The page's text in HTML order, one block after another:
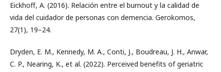
Eickhoff, A. (2016). Relación entre el burnout y la calidad de
vida del cuidador de personas con demencia. Gerokomos,
27(1), 19–24.
Dryden, E. M., Kennedy, M. A., Conti, J., Boudreau, J. H., Anwar,
C. P., Nearing, K., et al. (2022). Perceived benefits of geriatric